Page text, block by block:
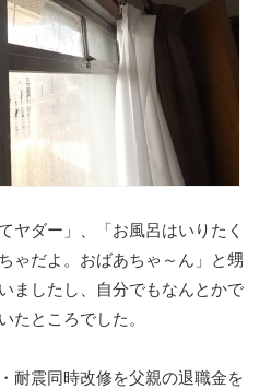
ヤダー」、「お風呂はいりたく
ゃだよ。おばあちゃ～ん」と甥
ましたし、自分でもなんとかで
たところでした。
耐震同時改修を父親の退職金を